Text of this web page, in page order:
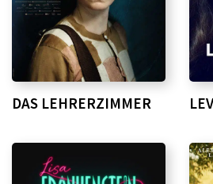
DAS LEHRERZIMMER